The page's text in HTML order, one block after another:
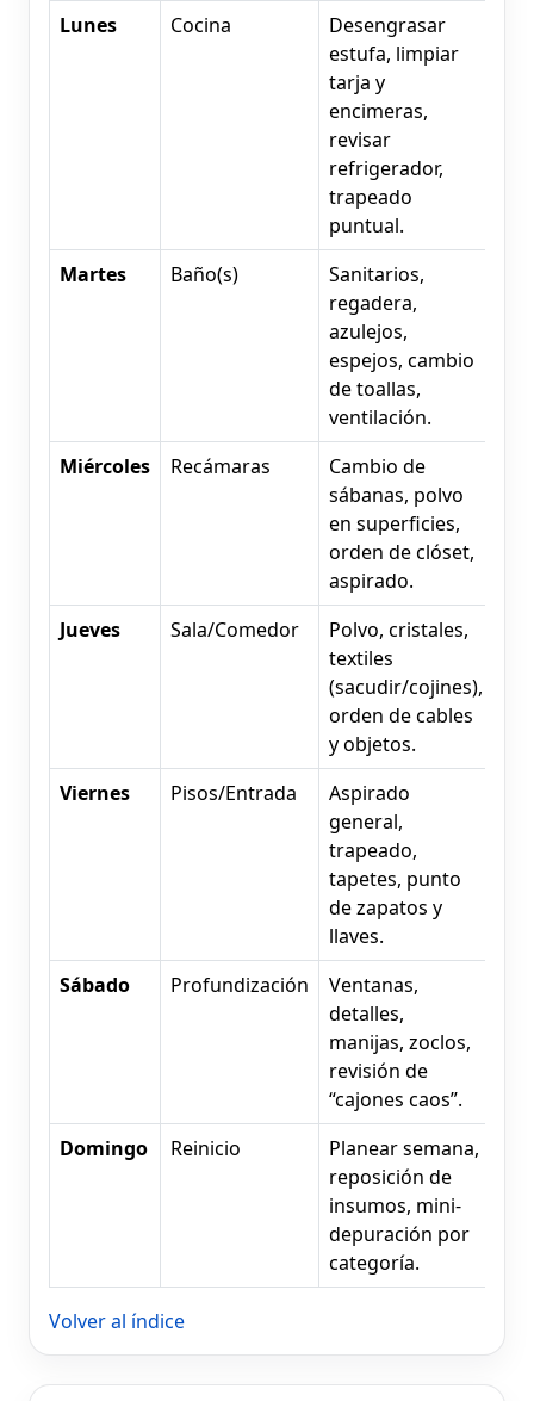
Lunes
Cocina
Desengrasar
estufa, limpiar
tarja y
encimeras,
revisar
refrigerador,
trapeado
puntual.
Martes
Baño(s)
Sanitarios,
regadera,
azulejos,
espejos, cambio
de toallas,
ventilación.
Miércoles
Recámaras
Cambio de
sábanas, polvo
en superficies,
orden de clóset,
aspirado.
Jueves
Sala/Comedor
Polvo, cristales,
textiles
(sacudir/cojines),
orden de cables
y objetos.
Viernes
Pisos/Entrada
Aspirado
general,
trapeado,
tapetes, punto
de zapatos y
llaves.
Sábado
Profundización
Ventanas,
detalles,
manijas, zoclos,
revisión de
“cajones caos”.
Domingo
Reinicio
Planear semana,
reposición de
insumos, mini-
depuración por
categoría.
Volver al índice